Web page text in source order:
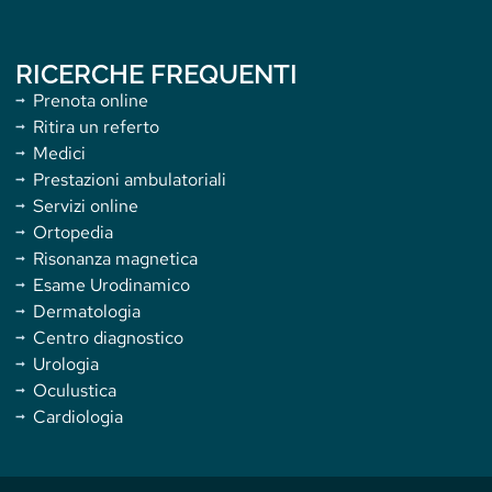
RICERCHE FREQUENTI
Prenota online
Ritira un referto
Medici
Prestazioni ambulatoriali
Servizi online
Ortopedia
Risonanza magnetica
Esame Urodinamico
Dermatologia
Centro diagnostico
Urologia
Oculustica
Cardiologia